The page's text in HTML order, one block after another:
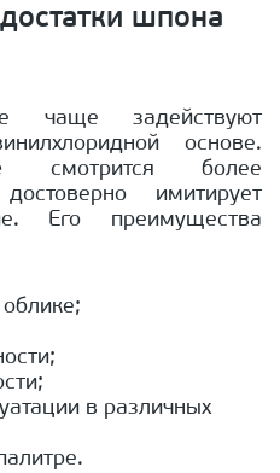
шпона
чаще задействуют
основе.
смотрится более
имитирует
Его преимущества
в различных